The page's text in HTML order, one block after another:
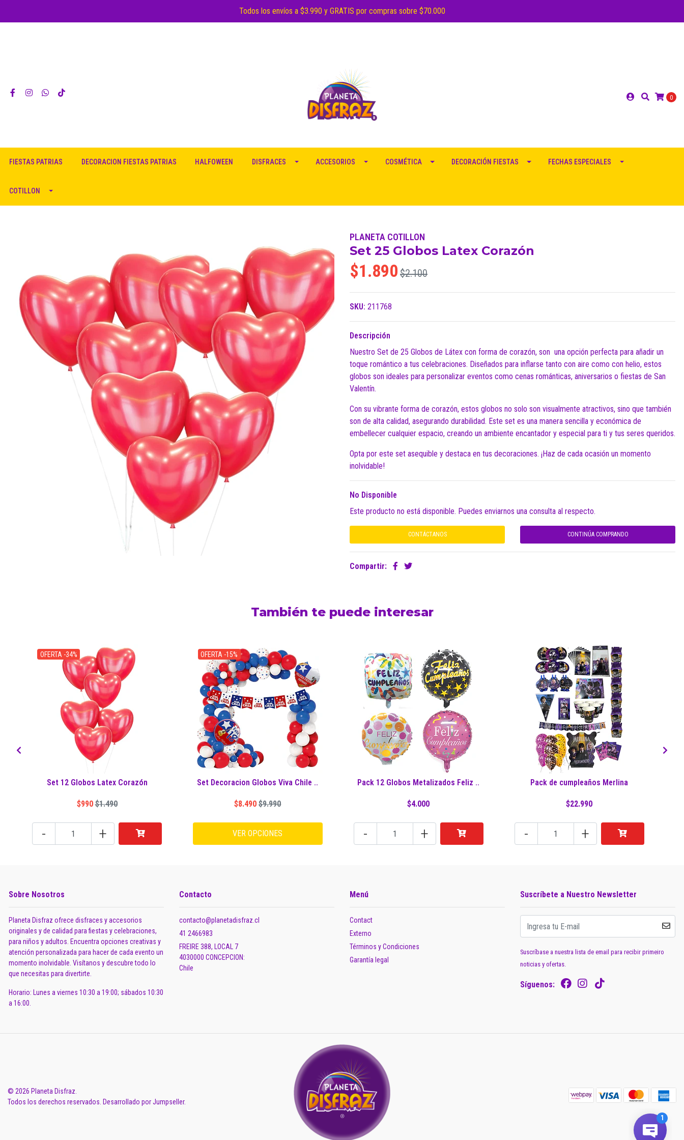
Todos los envíos a $3.990 y GRATIS por compras sobre $70.000
0
FIESTAS PATRIAS DECORACION FIESTAS PATRIAS HALFOWEEN DISFRACES ACCESORIOS COSMÉTICA DECORACIÓN FIESTAS FECHAS ESPECIALES
COTILLON
PLANETA COTILLON
Set 25 Globos Latex Corazón
$1.890 $2.100
SKU: 211768
Descripción
Nuestro Set de 25 Globos de Látex con forma de corazón, son una opción perfecta para añadir un
toque romántico a tus celebraciones. Diseñados para inflarse tanto con aire como con helio, estos
globos son ideales para personalizar eventos como cenas románticas, aniversarios o fiestas de San
Valentín.
Con su vibrante forma de corazón, estos globos no solo son visualmente atractivos, sino que también
son de alta calidad, asegurando durabilidad. Este set es una manera sencilla y económica de
embellecer cualquier espacio, creando un ambiente encantador y especial para ti y tus seres queridos.
Opta por este set asequible y destaca en tus decoraciones. ¡Haz de cada ocasión un momento
inolvidable!
No Disponible
Este producto no está disponible. Puedes enviarnos una consulta al respecto.
CONTÁCTANOS CONTINÚA COMPRANDO
Compartir:
También te puede interesar
OFERTA -34%
Set 12 Globos Latex Corazón
$990 $1.490
- +
OFERTA -15%
Set Decoracion Globos Viva Chile ..
$8.490 $9.990
VER OPCIONES
Pack 12 Globos Metalizados Feliz ..
$4.000
- +
Pack de cumpleaños Merlina
$22.990
- +
Sobre Nosotros
Planeta Disfraz ofrece disfraces y accesorios
originales y de calidad para fiestas y celebraciones,
para niños y adultos. Encuentra opciones creativas y
atención personalizada para hacer de cada evento un
momento inolvidable. Visítanos y descubre todo lo
que necesitas para divertirte.
Horario: Lunes a viernes 10:30 a 19:00; sábados 10:30
a 16:00.
Contacto
contacto@planetadisfraz.cl
41 2466983
FREIRE 388, LOCAL 7
4030000 CONCEPCION:
Chile
Menú
Contact
Externo
Términos y Condiciones
Garantía legal
Suscríbete a Nuestro Newsletter
Suscríbase a nuestra lista de email para recibir primeiro
noticias y ofertas.
Síguenos:
© 2026 Planeta Disfraz.
Todos los derechos reservados. Desarrollado por Jumpseller.